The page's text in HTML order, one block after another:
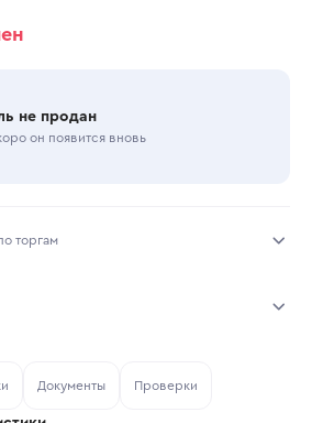
не продан
он появится вновь
торгам
Открытые торги
Документы Проверки